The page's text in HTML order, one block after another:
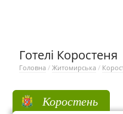
Готелі Коростеня
Головна / Житомирська /
Коростень